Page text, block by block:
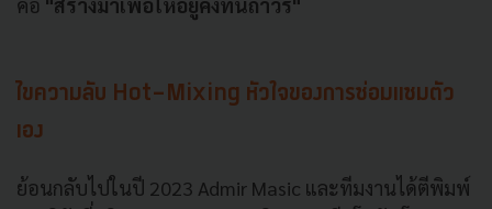
ไขความลับ Hot-Mixing หัวใจของการซ่อมแซมตัว
เอง
ย้อนกลับไปในปี 2023 Admir Masic และทีมงานได้ตีพิมพ์